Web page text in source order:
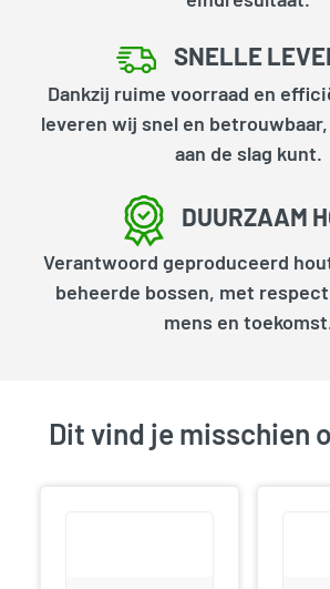
SNELLE
Dankzij ruime voorraad en
leveren wij snel en
aan de slag kunt.
DUURZAAM
Verantwoord geproduceerd
beheerde bossen, met
mens en
Dit vind je misschien